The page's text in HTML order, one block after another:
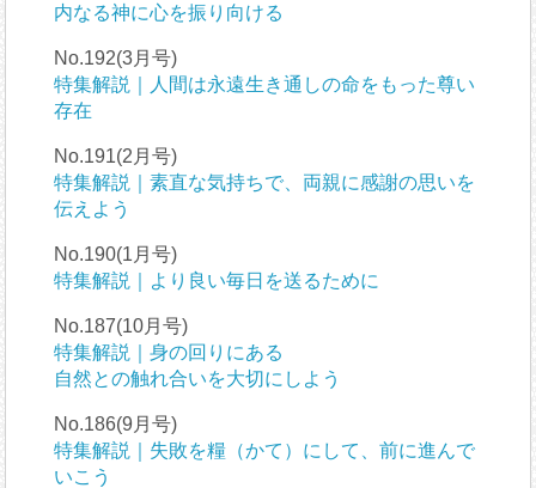
内なる神に心を振り向ける
No.192(3月号)
特集解説｜人間は永遠生き通しの命をもった尊い
存在
No.191(2月号)
特集解説｜素直な気持ちで、両親に感謝の思いを
伝えよう
No.190(1月号)
特集解説｜より良い毎日を送るために
No.187(10月号)
特集解説｜身の回りにある
自然との触れ合いを大切にしよう
No.186(9月号)
特集解説｜失敗を糧（かて）にして、前に進んで
いこう